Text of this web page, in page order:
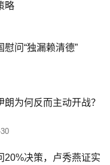
略
问“独漏赖清德”
为何反而主动开战？
20%决策，卢秀燕证实